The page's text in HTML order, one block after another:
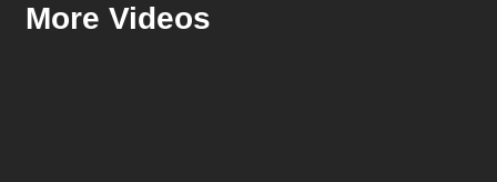
More Videos